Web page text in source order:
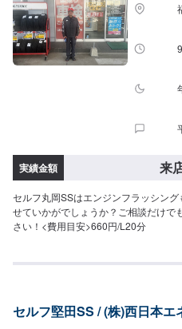
実績金額 来
セルフ丸岡SSはエンジンフラッシン
せていかがでしょうか？ご相談だけで
さい！<費用目安>660円/L20分
セルフ堅田SS / (株)西日本